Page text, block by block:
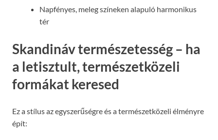
Napfényes, meleg színeken alapuló harmonikus
tér
Skandináv természetesség – ha
a letisztult, természetközeli
formákat keresed
Ez a stílus az egyszerűségre és a természetközeli élményre
épít: